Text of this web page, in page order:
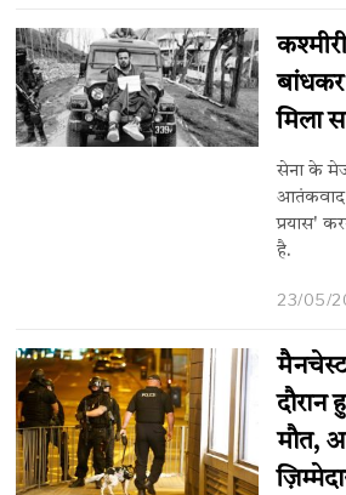
मिला
सेना के
आतंकवाद
प्रयास'
है.
23/05/
दौरान
मौत,